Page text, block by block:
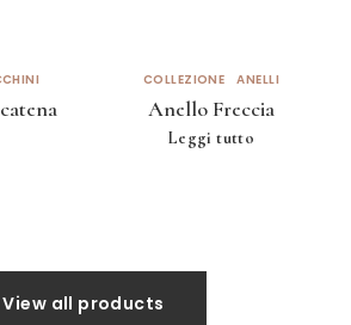
COLLEZIONE ANELLI
Anello Freccia
Leggi tutto
View all products